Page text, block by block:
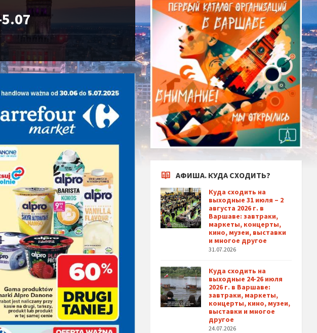
АФИША. КУДА СХОДИТЬ?
Куда сходить на
выходные 31 июля – 2
августа 2026 г. в
Варшаве: завтраки,
маркеты, концерты,
кино, музеи, выставки
и многое другое
31.07.2026
Куда сходить на
выходные 24-26 июля
2026 г. в Варшаве:
завтраки, маркеты,
концерты, кино, музеи,
выставки и многое
другое
24.07.2026